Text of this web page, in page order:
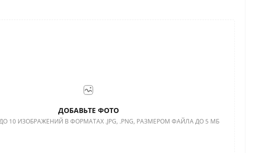
ДОБАВЬТЕ ФОТО
10 ИЗОБРАЖЕНИЙ В ФОРМАТАХ .JPG, .PNG, РАЗМЕРОМ ФАЙЛА ДО 5 МБ